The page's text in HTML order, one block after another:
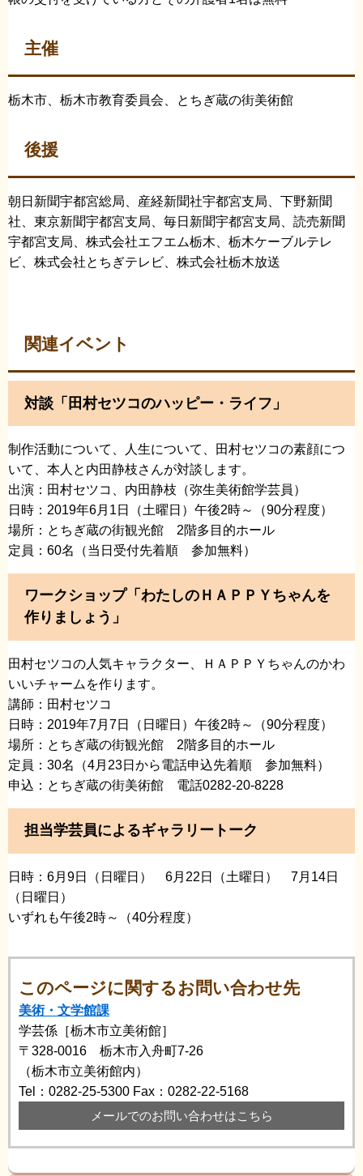
主催
栃木市、栃木市教育委員会、とちぎ蔵の街美術館
後援
朝日新聞宇都宮総局、産経新聞社宇都宮支局、下野新聞
社、東京新聞宇都宮支局、毎日新聞宇都宮支局、読売新聞
宇都宮支局、株式会社エフエム栃木、栃木ケーブルテレ
ビ、株式会社とちぎテレビ、株式会社栃木放送
関連イベント
対談「田村セツコのハッピー・ライフ」
制作活動について、人生について、田村セツコの素顔につ
いて、本人と内田静枝さんが対談します。
出演：田村セツコ、内田静枝（弥生美術館学芸員）
日時：2019年6月1日（土曜日）午後2時～（90分程度）
場所：とちぎ蔵の街観光館 2階多目的ホール
定員：60名（当日受付先着順 参加無料）
ワークショップ「わたしのＨＡＰＰＹちゃんを
作りましょう」
田村セツコの人気キャラクター、ＨＡＰＰＹちゃんのかわ
いいチャームを作ります。
講師：田村セツコ
日時：2019年7月7日（日曜日）午後2時～（90分程度）
場所：とちぎ蔵の街観光館 2階多目的ホール
定員：30名（4月23日から電話申込先着順 参加無料）
申込：とちぎ蔵の街美術館 電話0282-20-8228
担当学芸員によるギャラリートーク
日時：6月9日（日曜日） 6月22日（土曜日） 7月14日
（日曜日）
いずれも午後2時～（40分程度）
このページに関するお問い合わせ先
美術・文学館課
学芸係［栃木市立美術館］
〒328-0016 栃木市入舟町7-26
（栃木市立美術館内）
Tel：0282-25-5300 Fax：0282-22-5168
メールでのお問い合わせはこちら